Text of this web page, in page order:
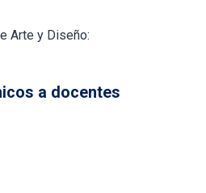
Arte y Diseño:
a docentes